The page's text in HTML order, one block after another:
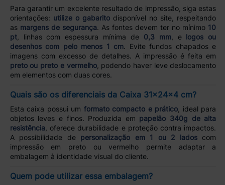
Para garantir um excelente resultado de impressão, siga estas
orientações: utilize o gabarito disponível no site, respeitando
as margens de segurança. As fontes devem ter no mínimo 10
pt, linhas com espessura mínima de 0,3 mm, e logos ou
desenhos com pelo menos 1 cm. Evite fundos chapados e
imagens com excesso de detalhes. A impressão é feita em
preto ou preto e vermelho, podendo haver leve deslocamento
em elementos com duas cores.
Quais são os diferenciais da Caixa 31x24x4 cm?
Esta caixa possui um formato compacto e prático , ideal para
objetos leves e finos. Produzida em papelão 340g de alta
resistência , oferece durabilidade e proteção contra impactos.
A possibilidade de personalização em 1 ou 2 ladoscom
impressão em preto ou vermelho permite adaptar a
embalagem à identidade visual do cliente.
Quem pode utilizar essa embalagem?